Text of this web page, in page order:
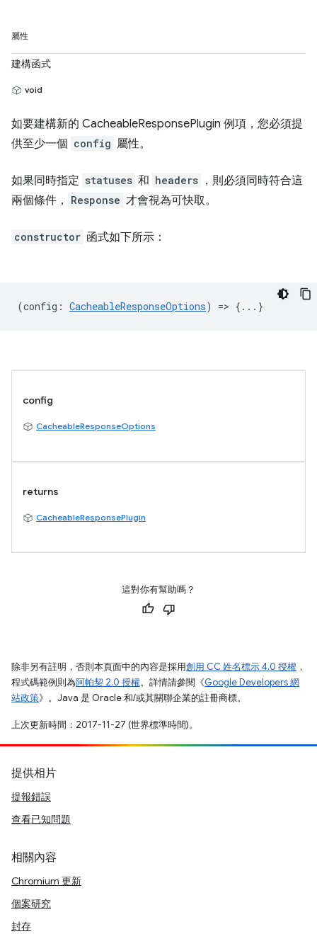
屬性
建構函式
void
如要建構新的 CacheableResponsePlugin 例項，您必須提
供至少一個 config 屬性。
如果同時指定 statuses 和 headers ，則必須同時符合這
兩個條件，
Response 才會視為可快取。
constructor 函式如下所示：
(config : CacheableResponseOptions) => {...}
config
CacheableResponseOptions
returns
CacheableResponsePlugin
這對你有幫助嗎？
除非另有註明，否則本頁面中的內容是採用創用 CC 姓名標示 4.0 授權 ，
程式碼範例則為阿帕契 2.0 授權。詳情請參閱《Google Developers 網
站政策》。Java 是 Oracle 和/或其關聯企業的註冊商標。
上次更新時間：2017-11-27 (世界標準時間)。
提供相片
提報錯誤
查看已知問題
相關內容
Chromium 更新
個案研究
封存